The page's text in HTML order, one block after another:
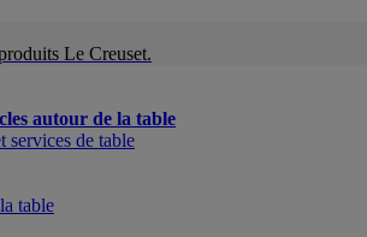
Le Creuset.
autour de la table
services de table
table